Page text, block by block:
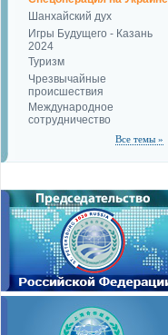
Шанхайский дух
Игры Будущего - Казань
2024
Туризм
Чрезвычайные
происшествия
Международное
сотрудничество
Все темы »